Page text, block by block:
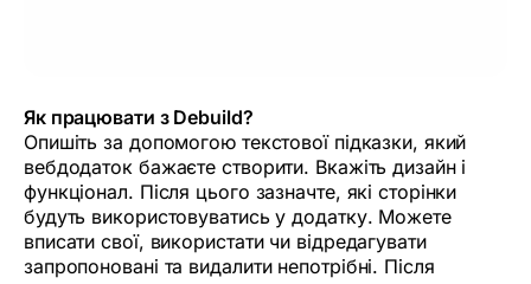
Як працювати з Debuild?
Опишіть за допомогою текстової підказки, який
вебдодаток бажаєте створити. Вкажіть дизайн і
функціонал. Після цього зазначте, які сторінки
будуть використовуватись у додатку. Можете
вписати свої, використати чи відредагувати
запропоновані та видалити непотрібні. Після